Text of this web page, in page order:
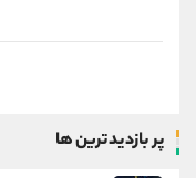
پر بازدیدترین ها